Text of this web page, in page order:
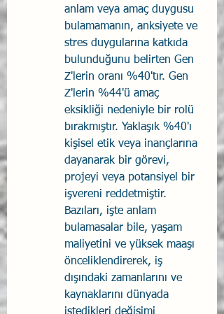
anlam veya amaç duygusu
bulamamanın, anksiyete ve
stres duygularına katkıda
bulunduğunu belirten Gen
Z'lerin oranı %40'tır. Gen
Z'lerin %44'ü amaç
eksikliği nedeniyle bir rolü
bırakmıştır. Yaklaşık %40'ı
kişisel etik veya inançlarına
dayanarak bir görevi,
projeyi veya potansiyel bir
işvereni reddetmiştir.
Bazıları, işte anlam
bulamasalar bile, yaşam
maliyetini ve yüksek maaşı
önceliklendirerek, iş
dışındaki zamanlarını ve
kaynaklarını dünyada